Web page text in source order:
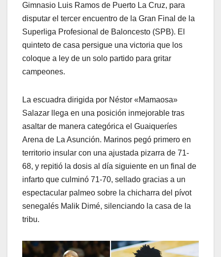
Gimnasio Luis Ramos de Puerto La Cruz, para
disputar el tercer encuentro de la Gran Final de la
Superliga Profesional de Baloncesto (SPB). El
quinteto de casa persigue una victoria que los
coloque a ley de un solo partido para gritar
campeones.
​La escuadra dirigida por Néstor «Mamaosa»
Salazar llega en una posición inmejorable tras
asaltar de manera categórica el Guaiqueríes
Arena de La Asunción. Marinos pegó primero en
territorio insular con una ajustada pizarra de 71-
68, y repitió la dosis al día siguiente en un final de
infarto que culminó 71-70, sellado gracias a un
espectacular palmeo sobre la chicharra del pívot
senegalés Malik Dimé, silenciando la casa de la
tribu.